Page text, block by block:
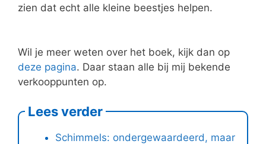
zien dat echt alle kleine beestjes helpen.
Wil je meer weten over het boek, kijk dan op
deze pagina. Daar staan alle bij mij bekende
verkooppunten op.
Lees verder
Schimmels: ondergewaardeerd, maar